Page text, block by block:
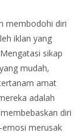
membodohi diri
iklan yang
sikap
mudah,
amat
adalah
diri
merusak